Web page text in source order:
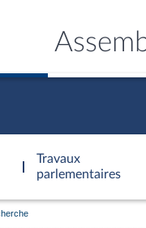
Travaux
parlementaires